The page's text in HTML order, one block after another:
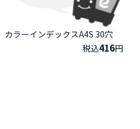
カラーインデックスA4S 30穴
税込416円